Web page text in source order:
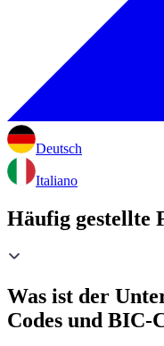
Deutsch
Italiano
Häufig gestellte
Was ist der
Codes und BIC-